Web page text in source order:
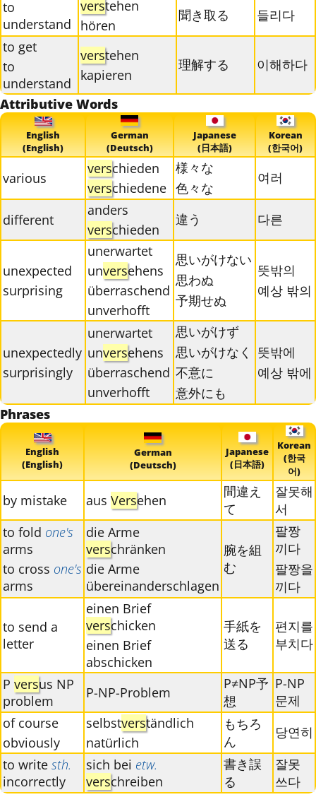
to
understand
verstehen
hören
聞き取る
들리다
to get
to
understand
verstehen
kapieren
理解する 이해하다
Attributive Words
English
(English)
German
(Deutsch)
Japanese
(日本語)
Korean
(한국어)
various
verschieden
verschiedene
様々な
色々な
여러
different
anders
verschieden
違う 다른
unexpected
surprising
unerwartet
unversehens
überraschend
unverhofft
思いがけない
思わぬ
予期せぬ
뜻밖의
예상 밖의
unexpectedly
surprisingly
unerwartet
unversehens
überraschend
unverhofft
思いがけず
思いがけなく
不意に
意外にも
뜻밖에
예상 밖에
Phrases
English
(English)
German
(Deutsch)
Japanese
(日本語)
Korean
(한국
어)
by mistake aus Versehen
間違え
て
잘못해
서
to fold one's
arms
to cross one's
arms
die Arme
verschränken
die Arme
übereinanderschlagen
腕を組
む
팔짱
끼다
팔짱을
끼다
to send a
letter
einen Brief
verschicken
einen Brief
abschicken
手紙を
送る
편지를
부치다
P versus NP
problem
P-NP-Problem
P≠NP予
想
P-NP
문제
of course
obviously
selbstverständlich
natürlich
もちろ
ん
당연히
to write sth.
incorrectly
sich bei etw.
verschreiben
書き誤
る
잘못
쓰다